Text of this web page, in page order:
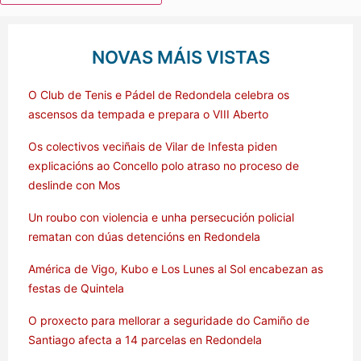
NOVAS MÁIS VISTAS
O Club de Tenis e Pádel de Redondela celebra os
ascensos da tempada e prepara o VIII Aberto
Os colectivos veciñais de Vilar de Infesta piden
explicacións ao Concello polo atraso no proceso de
deslinde con Mos
Un roubo con violencia e unha persecución policial
rematan con dúas detencións en Redondela
América de Vigo, Kubo e Los Lunes al Sol encabezan as
festas de Quintela
O proxecto para mellorar a seguridade do Camiño de
Santiago afecta a 14 parcelas en Redondela